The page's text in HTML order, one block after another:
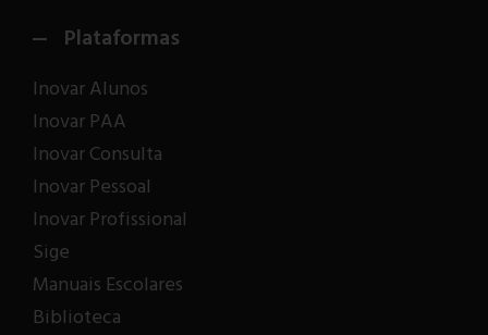
Plataformas
Inovar Alunos
Inovar PAA
Inovar Consulta
Inovar Pessoal
Inovar Profissional
Sige
Manuais Escolares
Biblioteca